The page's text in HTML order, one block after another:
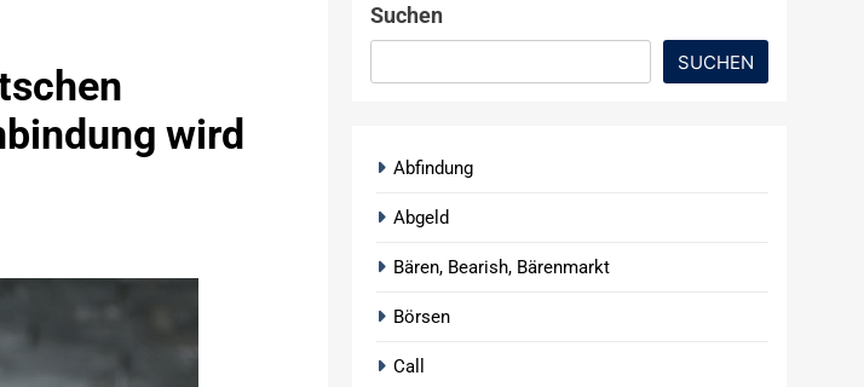
wird
Suchen
SUCHEN
Abfindung
Abgeld
Bären, Bearish, Bärenmarkt
Börsen
Call